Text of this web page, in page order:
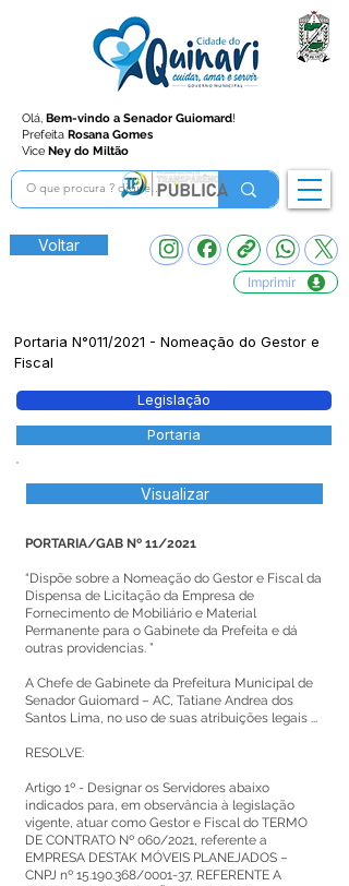
Olá, Bem-vindo a Senador Guiomard!
Prefeita Rosana Gomes
Vice Ney do Miltão
Voltar
Imprimir
Portaria N°011/2021 - Nomeação do Gestor e
Fiscal
Legislação
Portaria
Visualizar
PORTARIA/GAB Nº 11/2021
“Dispõe sobre a Nomeação do Gestor e Fiscal da
Dispensa de Licitação da Empresa de
Fornecimento de Mobiliário e Material
Permanente para o Gabinete da Prefeita e dá
outras providencias. ”
A Chefe de Gabinete da Prefeitura Municipal de
Senador Guiomard – AC, Tatiane Andrea dos
Santos Lima, no uso de suas atribuições legais ...
RESOLVE:
Artigo 1º - Designar os Servidores abaixo
indicados para, em observância à legislação
vigente, atuar como Gestor e Fiscal do TERMO
DE CONTRATO Nº 060/2021, referente a
EMPRESA DESTAK MÓVEIS PLANEJADOS –
CNPJ nº 15.190.368/0001-37, REFERENTE A